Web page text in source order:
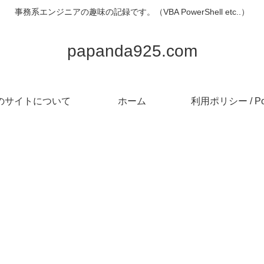
事務系エンジニアの趣味の記録です。（VBA PowerShell etc..）
papanda925.com
サイトについて ホーム 利用ポリシー /